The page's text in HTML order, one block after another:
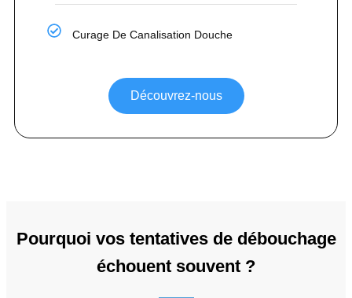
Curage De Canalisation Douche
Découvrez-nous
Pourquoi vos tentatives de débouchage
échouent souvent ?